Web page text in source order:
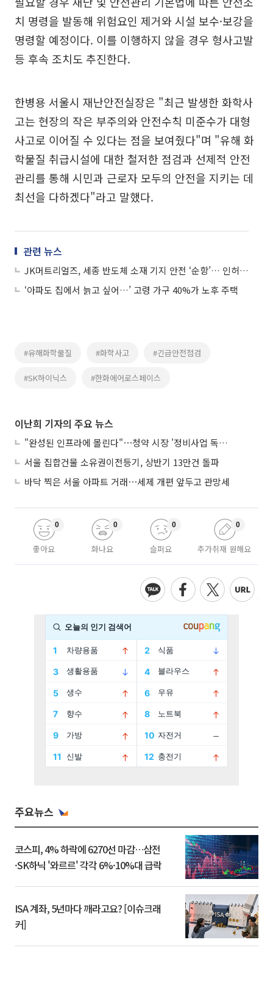
치 명령을 발동해 위험요인 제거와 시설 보수·보강을
명령할 예정이다. 이를 이행하지 않을 경우 형사고발
등 후속 조치도 추진한다.
한병용 서울시 재난안전실장은 "최근 발생한 화학사
고는 현장의 작은 부주의와 안전수칙 미준수가 대형
사고로 이어질 수 있다는 점을 보여줬다"며 "유해 화
학물질 취급시설에 대한 철저한 점검과 선제적 안전
관리를 통해 시민과 근로자 모두의 안전을 지키는 데
최선을 다하겠다"라고 말했다.
관련 뉴스
JK머트리얼즈, 세종 반도체 소재 기지 안전 ‘순항’… 인허가 보완 없이 통과
‘아파도 집에서 늙고 싶어…’ 고령 가구 40%가 노후 주택
#유해화학물질 #화학사고 #긴급안전점검
#SK하이닉스 #한화에어로스페이스
이난희 기자의 주요 뉴스
"완성된 인프라에 몰린다"⋯청약 시장 '정비사업 독주' 42배 격차
서울 집합건물 소유권이전등기, 상반기 13만건 돌파
바닥 찍은 서울 아파트 거래⋯세제 개편 앞두고 관망세
좋아요
0
화나요
0
슬퍼요
0
추가취재 원해요
0
주요뉴스
코스피, 4% 하락에 6270선 마감…삼전
·SK하닉 '와르르' 각각 6%·10%대 급락
ISA 계좌, 5년마다 깨라고요? [이슈크래
커]